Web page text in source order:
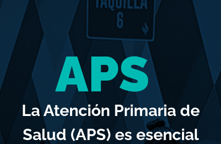
APS
La Atención Primaria de
Salud (APS) es esencial